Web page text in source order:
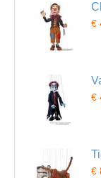
€
€
€